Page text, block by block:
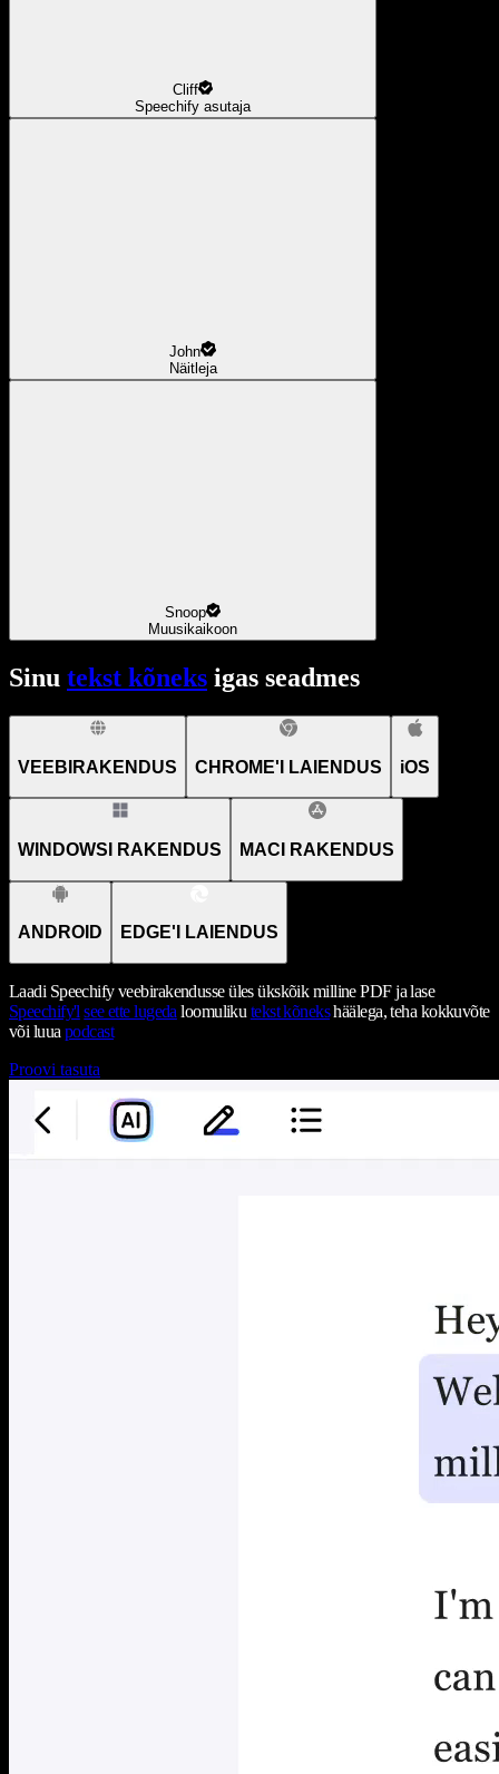
Cliff
Speechify asutaja
John
Näitleja
Snoop
Muusikaikoon
Sinu tekst kõneks igas seadmes
VEEBIRAKENDUS CHROME'I LAIENDUS iOS
WINDOWSI RAKENDUS MACI RAKENDUS
ANDROID EDGE'I LAIENDUS
Laadi Speechify veebirakendusse üles ükskõik milline PDF ja lase
Speechify'l see ette lugeda loomuliku tekst kõnekshäälega, teha kokkuvõte
või luua podcast
Proovi tasuta